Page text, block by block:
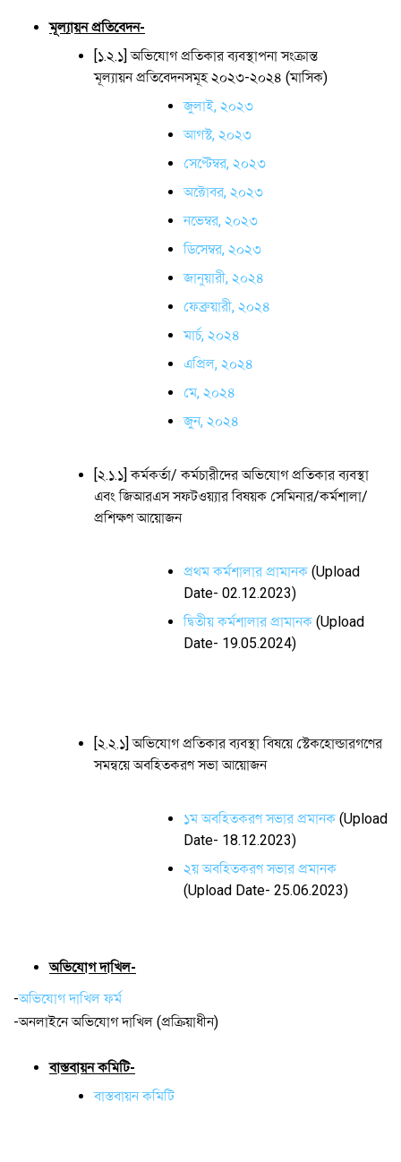
মূল্যায়ন প্রতিবেদন-
[১.২.১] অভিযোগ প্রতিকার ব্যবস্থাপনা সংক্রান্ত
মূল্যায়ন প্রতিবেদনসমূহ ২০২৩-২০২৪ (মাসিক)
জুলাই, ২০২৩
আগস্ট, ২০২৩
সেপ্টেম্বর, ২০২৩
অক্টোবর, ২০২৩
নভেম্বর, ২০২৩
ডিসেম্বর, ২০২৩
জানুয়ারী, ২০২৪
ফেব্রুয়ারী, ২০২৪
মার্চ, ২০২৪
এপ্রিল, ২০২৪
মে, ২০২৪
জুন, ২০২৪
[২.১.১] কর্মকর্তা/ কর্মচারীদের অভিযোগ প্রতিকার ব্যবস্থা
এবং জিআরএস সফটওয়্যার বিষয়ক সেমিনার/কর্মশালা/
প্রশিক্ষণ আয়োজন
প্রথম কর্মশালার প্রামানক (Upload
Date- 02.12.2023)
দ্বিতীয় কর্মশালার প্রামানক (Upload
Date- 19.05.2024)
[২.২.১] অভিযোগ প্রতিকার ব্যবস্থা বিষয়ে স্টেকহোল্ডারগণের
সমন্বয়ে অবহিতকরণ সভা আয়োজন
১ম অবহিতকরণ সভার প্রমানক (Upload
Date- 18.12.2023)
২য় অবহিতকরণ সভার প্রমানক
(Upload Date- 25.06.2023)
অভিযোগ দাখিল-
-অভিযোগ দাখিল ফর্ম
-অনলাইনে অভিযোগ দাখিল (প্রক্রিয়াধীন)
বাস্তবায়ন কমিটি-
বাস্তবায়ন কমিটি